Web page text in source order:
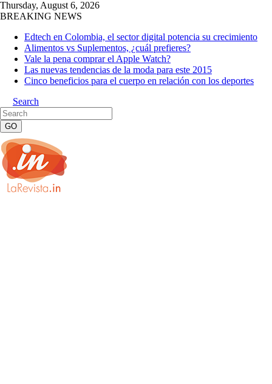
Thursday, August 6, 2026
BREAKING NEWS
Edtech en Colombia, el sector digital potencia su crecimiento
Alimentos vs Suplementos, ¿cuál prefieres?
Vale la pena comprar el Apple Watch?
Las nuevas tendencias de la moda para este 2015
Cinco beneficios para el cuerpo en relación con los deportes
Search